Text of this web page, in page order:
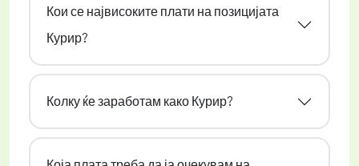
Кои се највисоките плати на позицијата
Курир?
Колку ќе заработам како Курир?